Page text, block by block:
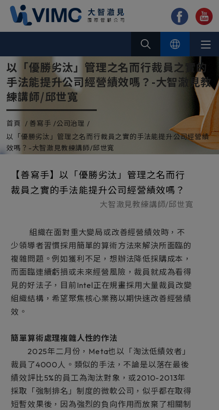
以「優勝劣汰」管理之名而行裁員之實的
手法能提升公司經營績效嗎？-大智澈見教
練講師/邱世寬
首頁 善寫手
公司治理
以「優勝劣汰」管理之名而行裁員之實的手法能提升公司經營績
效嗎？-大智澈見教練講師/邱世寬
【善寫手】以「優勝劣汰」管理之名而行
裁員之實的手法能提升公司經營績效嗎？
大智澈見教練講師/邱世寬
組織在面對重大變局或改善經營績效時，不
少領導者習慣採用簡單的算術方法來解決所面臨的
複雜問題。例如獲利不足，想辦法降低採購成本，
而面臨連續虧損或未來經營風險，裁員就成為看得
見的好法子，目前Intel正在規畫採用大量裁員改變
組織結構，希望聚焦核心業務以期快速改善經營績
效。
簡單算術處理複雜人性的作法
2025年二月份，Meta也以「淘汰低績效者」
裁員了4000人。類似的手法，不論是以落在最後
績效評比5%的員工為淘汰對象，或2010-2013年
採取「強制排名」制度的微軟公司，似乎都在取得
短暫效果後，因為強烈的負向作用而放棄了相關制
Cookie管理面板